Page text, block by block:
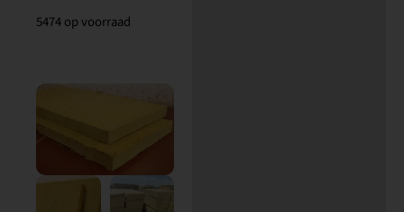
5474 op voorraad